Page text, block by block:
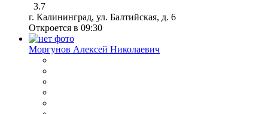
3.7
г. Калининград, ул. Балтийская, д. 6
Откроется в 09:30
Моргунов Алексей Николаевич